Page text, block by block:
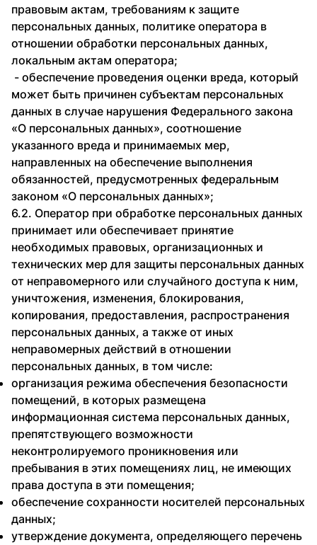
правовым актам, требованиям к защите
персональных данных, политике оператора в
отношении обработки персональных данных,
локальным актам оператора;
- обеспечение проведения оценки вреда, который
может быть причинен субъектам персональных
данных в случае нарушения Федерального закона
«О персональных данных», соотношение
указанного вреда и принимаемых мер,
направленных на обеспечение выполнения
обязанностей, предусмотренных федеральным
законом «О персональных данных»;
6.2. Оператор при обработке персональных данных
принимает или обеспечивает принятие
необходимых правовых, организационных и
технических мер для защиты персональных данных
от неправомерного или случайного доступа к ним,
уничтожения, изменения, блокирования,
копирования, предоставления, распространения
персональных данных, а также от иных
неправомерных действий в отношении
персональных данных, в том числе:
организация режима обеспечения безопасности
помещений, в которых размещена
информационная система персональных данных,
препятствующего возможности
неконтролируемого проникновения или
пребывания в этих помещениях лиц, не имеющих
права доступа в эти помещения;
обеспечение сохранности носителей персональных
данных;
утверждение документа, определяющего перечень